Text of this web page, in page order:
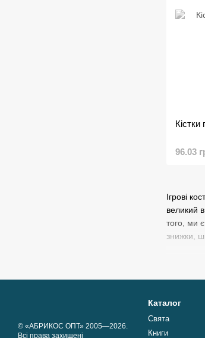
Ігрові
великий
того, ми
знижки,
96.03
© «АБРИКОС ОПТ» 2005—2026.
Всі права захищені
Каталог
Свята
Книги